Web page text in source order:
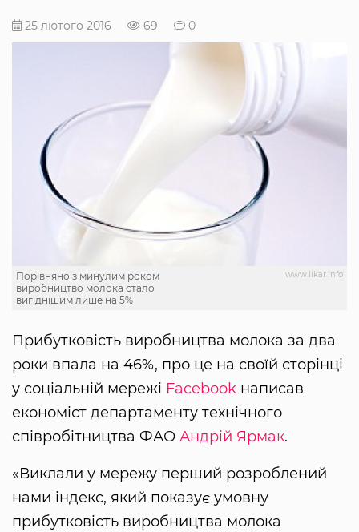
25 лютого 2016 69 0
www.likar.info
Порівняно з минулим роком
виробництво молока стало
вигіднішим лише на 5%
Прибутковість виробництва молока за два
роки впала на 46%, про це на своїй сторінці
у соціальній мережі Facebook написав
економіст департаменту технічного
співробітництва ФАО Андрій Ярмак.
«Виклали у мережу перший розроблений
нами індекс, який показує умовну
прибутковість виробництва молока